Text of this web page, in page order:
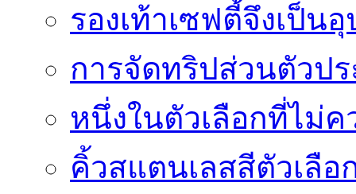
รองเท้าเซฟตี้จึงเป็
การจัดทริปส่วนตัวป
หนึ่งในตัวเลือกที่ไม่ค
คิ้วสแตนเลสสีตัวเลื